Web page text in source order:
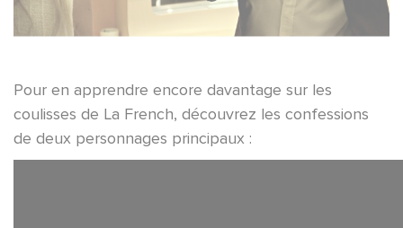
Pour en apprendre encore davantage sur les
coulisses de La French, découvrez les confessions
de deux personnages principaux :